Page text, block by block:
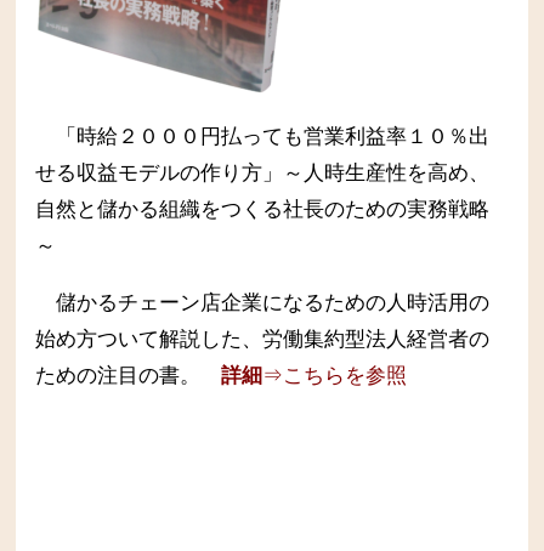
「時給２０００円払っても営業利益率１０％出
せる収益モデルの作り方」～人時生産性を高め、
自然と儲かる組織をつくる社長のための実務戦略
～
儲かるチェーン店企業になるための人時活用の
始め方ついて解説した、労働集約型法人経営者の
ための注目の書。
詳細⇒こちらを参照